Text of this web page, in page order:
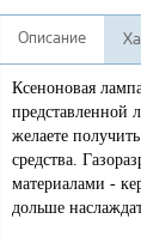
Описание
Ксеноновая
представленной
желаете
средства.
материалами -
дольше